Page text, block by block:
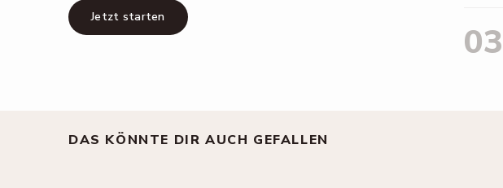
Jetzt starten
03
DAS KÖNNTE DIR AUCH GEFALLEN